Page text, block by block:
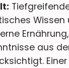
aus